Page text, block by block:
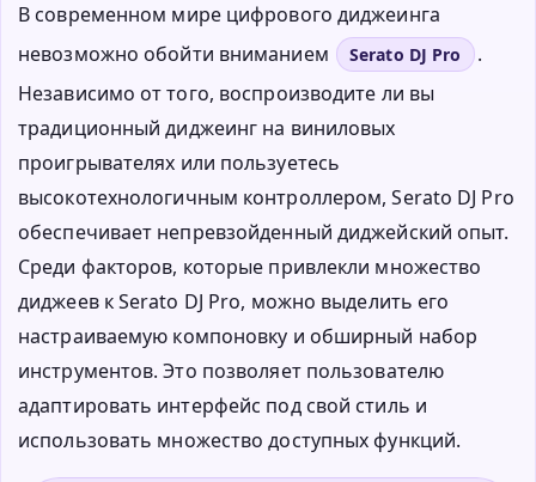
В современном мире цифрового диджеинга
невозможно обойти вниманием
Serato DJ Pro
.
Независимо от того, воспроизводите ли вы
традиционный диджеинг на виниловых
проигрывателях или пользуетесь
высокотехнологичным контроллером, Serato DJ Pro
обеспечивает непревзойденный диджейский опыт.
Среди факторов, которые привлекли множество
диджеев к Serato DJ Pro, можно выделить его
настраиваемую компоновку и обширный набор
инструментов. Это позволяет пользователю
адаптировать интерфейс под свой стиль и
использовать множество доступных функций.